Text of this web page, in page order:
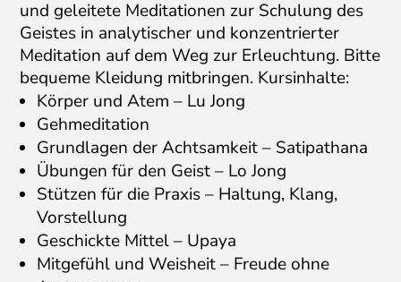
und geleitete Meditationen zur Schulung des
Geistes in analytischer und konzentrierter
Meditation auf dem Weg zur Erleuchtung. Bitte
bequeme Kleidung mitbringen. Kursinhalte:
Körper und Atem – Lu Jong
Gehmeditation
Grundlagen der Achtsamkeit – Satipathana
Übungen für den Geist – Lo Jong
Stützen für die Praxis – Haltung, Klang,
Vorstellung
Geschickte Mittel – Upaya
Mitgefühl und Weisheit – Freude ohne